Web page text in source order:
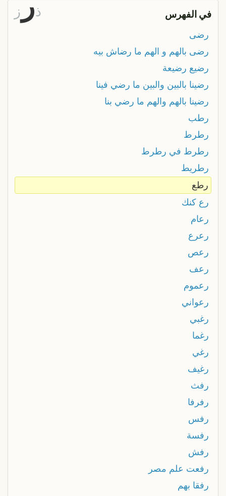
في الفهرس ذ ز
رضى
رضى بالهم و الهم ما رضاش بيه
رضيع رضيعة
رضينا بالبين والبين ما رضي فينا
رضينا بالهم والهم ما رضي بنا
رطب
رطرط
رطرط في رطرط
رطريط
رطع
رع كنك
رعام
رعرع
رعص
رعف
رعموم
رعواني
رغبي
رغما
رغي
رغيف
رفث
رفرفا
رفس
رفسة
رفش
رفعت علم مصر
رفقا بهم